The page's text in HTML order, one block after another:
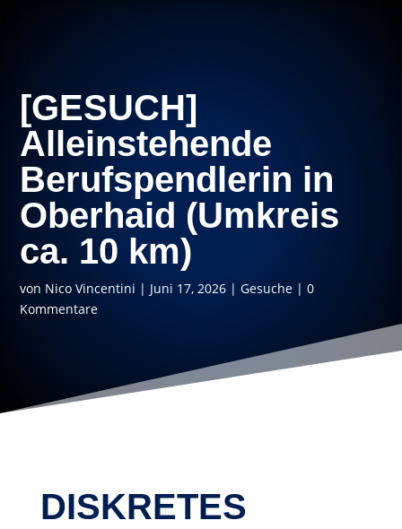
[GESUCH]
Alleinstehende
Berufspendlerin in
Oberhaid (Umkreis
ca. 10 km)
von Nico Vincentini | Juni 17, 2026 |Gesuche |0
Kommentare
DISKRETES